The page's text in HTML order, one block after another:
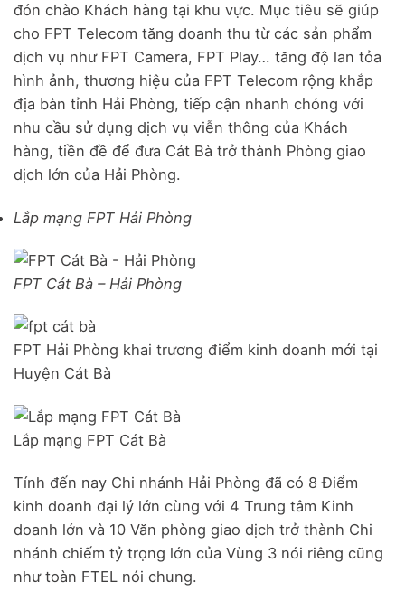
đón chào Khách hàng tại khu vực. Mục tiêu sẽ giúp
cho FPT Telecom tăng doanh thu từ các sản phẩm
dịch vụ như FPT Camera, FPT Play… tăng độ lan tỏa
hình ảnh, thương hiệu của FPT Telecom rộng khắp
địa bàn tỉnh Hải Phòng, tiếp cận nhanh chóng với
nhu cầu sử dụng dịch vụ viễn thông của Khách
hàng, tiền đề để đưa Cát Bà trở thành Phòng giao
dịch lớn của Hải Phòng.
Lắp mạng FPT Hải Phòng
FPT Cát Bà – Hải Phòng
FPT Hải Phòng khai trương điểm kinh doanh mới tại
Huyện Cát Bà
Lắp mạng FPT Cát Bà
Tính đến nay Chi nhánh Hải Phòng đã có 8 Điểm
kinh doanh đại lý lớn cùng với 4 Trung tâm Kinh
doanh lớn và 10 Văn phòng giao dịch trở thành Chi
nhánh chiếm tỷ trọng lớn của Vùng 3 nói riêng cũng
như toàn FTEL nói chung.